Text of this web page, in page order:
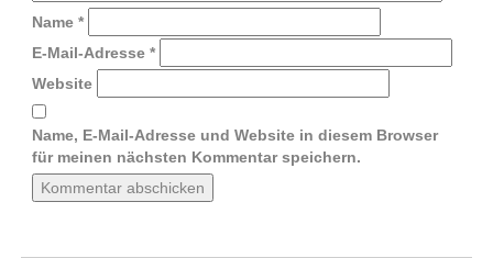
Name *
E-Mail-Adresse *
Website
Name, E-Mail-Adresse und Website in diesem Browser
für meinen nächsten Kommentar speichern.